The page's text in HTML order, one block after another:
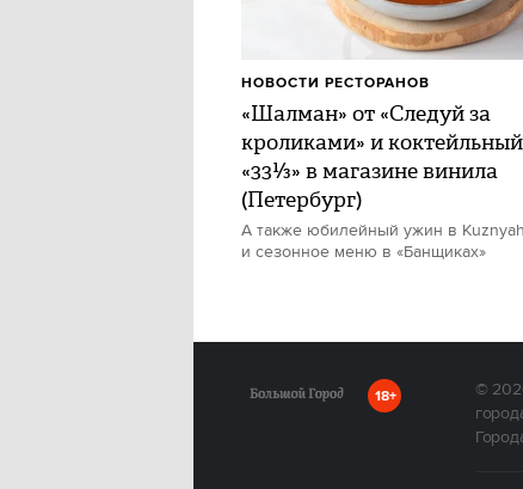
«Шалман» от «Следуй за
кроликами» и
«33⅓» в магазине винила
(Петербург)
А также юбилейный ужин в
и сезонное меню в «Банщиках»
НОВОСТИ РЕСТОРАНОВ
18+ ©